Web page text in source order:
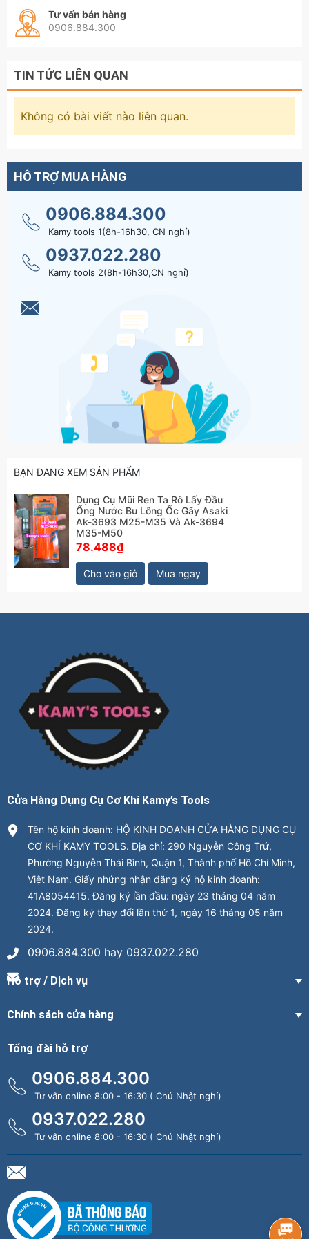
Hãy liên hệ với kamytools để biết thêm thông
tin chi tiết sản phẩm dụng Cụ Mũi Ren Ta Rô
3693 M25-M35 Và Ak-3694 M35-M50.
Tư vấn bán hàng
0906.884.300
TIN TỨC LIÊN QUAN
Không có bài viết nào liên quan.
HỖ TRỢ MUA HÀNG
0906.884.300
Kamy tools 1(8h-16h30, CN nghỉ)
0937.022.280
Kamy tools 2(8h-16h30,CN nghỉ)
BẠN ĐANG XEM SẢN PHẨM
Dụng Cụ Mũi Ren Ta Rô Lấy Đầu
Ống Nước Bu Lông Ốc Gãy Asaki
Ak-3693 M25-M35 Và Ak-3694
M35-M50
78.488₫
Cho vào giỏ Mua ngay
Cửa Hàng Dụng Cụ Cơ Khí Kamy’s Tools
Tên hộ kinh doanh: HỘ KINH DOANH CỬA HÀNG DỤNG CỤ
CƠ KHÍ KAMY TOOLS. Địa chỉ: 290 Nguyễn Công Trứ,
Phường Nguyễn Thái Bình, Quận 1, Thành phố Hồ Chí Minh,
Việt Nam. Giấy nhứng nhận đăng ký hộ kinh doanh:
41A8054415. Đăng ký lần đầu: ngày 23 tháng 04 năm
2024. Đăng ký thay đổi lần thứ 1, ngày 16 tháng 05 năm
2024.
0906.884.300 hay 0937.022.280
Hỗ trợ / Dịch vụ
Chính sách cửa hàng
Tổng đài hỗ trợ
0906.884.300
Tư vấn online 8:00 - 16:30 ( Chủ Nhật nghỉ)
0937.022.280
Tư vấn online 8:00 - 16:30 ( Chủ Nhật nghỉ)